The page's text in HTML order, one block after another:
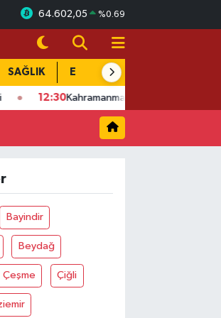
64.602,05 %0.69
SAĞLIK EĞİTİM
Kahramanmaraş'ta emeklilerin maaşından
Bayindir
Beydağ
Çeşme Çiğli